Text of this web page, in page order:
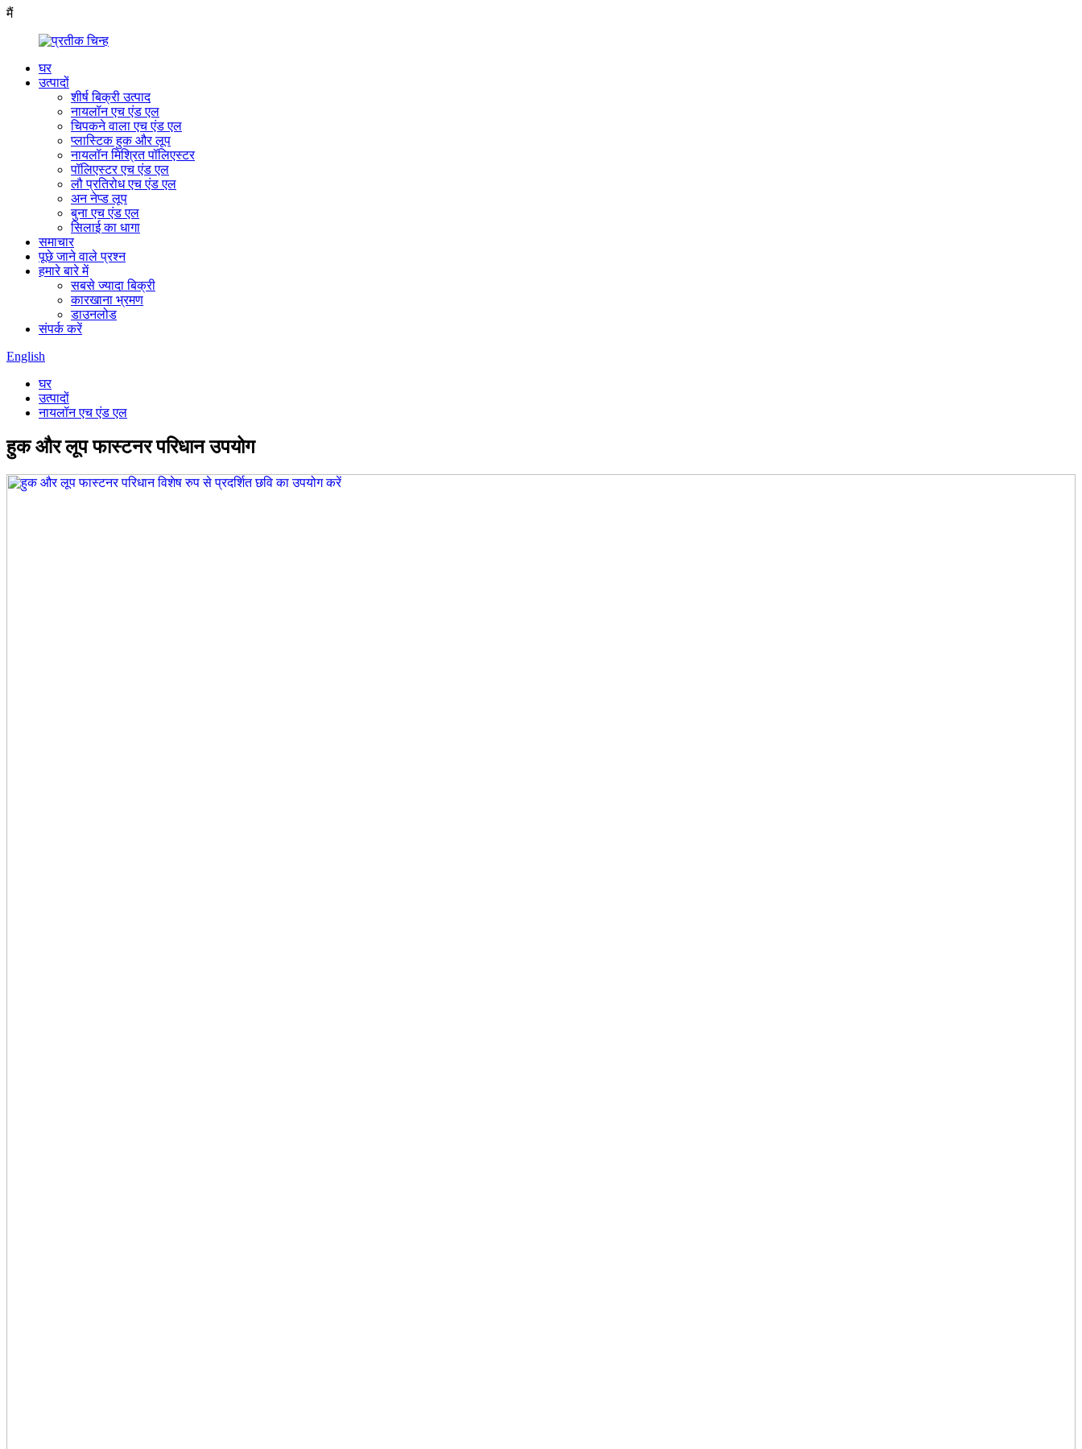
मैं
घर
उत्पादों
शीर्ष बिक्री उत्पाद
नायलॉन एच एंड एल
चिपकने वाला एच एंड एल
प्लास्टिक हुक और लूप
नायलॉन मिश्रित पॉलिएस्टर
पॉलिएस्टर एच एंड एल
लौ प्रतिरोध एच एंड एल
अन नेप्ड लूप
बुना एच एंड एल
सिलाई का धागा
समाचार
पूछे जाने वाले प्रश्न
हमारे बारे में
सबसे ज्यादा बिक्री
कारखाना भ्रमण
डाउनलोड
संपर्क करें
English
घर
उत्पादों
नायलॉन एच एंड एल
हुक और लूप फास्टनर परिधान उपयोग